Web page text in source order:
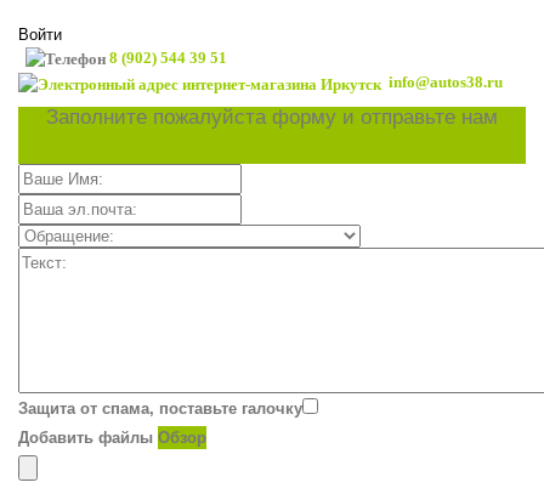
Войти
8 (902) 544 39 51
info@autos38.ru
Заполните пожалуйста форму и отправьте нам
Защита от спама, поставьте галочку
Добавить файлы Обзор